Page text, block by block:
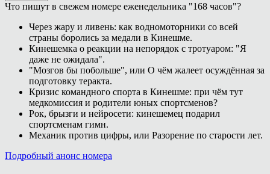
Что пишут в свежем номере еженедельника "168 часов"?
Через жару и ливень: как водномоторники со всей
страны боролись за медали в Кинешме.
Кинешемка о реакции на непорядок с тротуаром: "Я
даже не ожидала".
"Мозгов бы побольше", или О чём жалеет осуждённая за
подготовку теракта.
Кризис командного спорта в Кинешме: при чём тут
медкомиссия и родители юных спортсменов?
Рок, брызги и нейросети: кинешемец подарил
спортсменам гимн.
Механик против цифры, или Разорение по старости лет.
Подробный анонс номера